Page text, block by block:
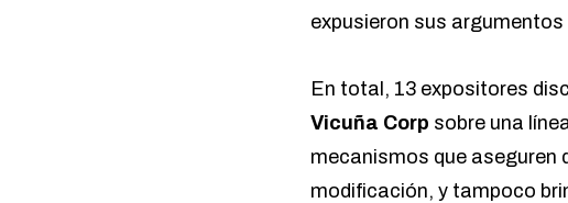
expusieron sus
En total, 13 expositores
Vicuña Corp sobre una
mecanismos que aseguren
modificación, y tampoco